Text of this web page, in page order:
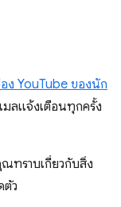
ง YouTube ของนัก
ลแจ้งเตือนทุกครั้ง
ทราบเกี่ยวกับสิ่ง
ว